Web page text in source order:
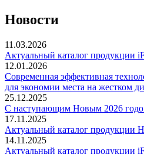
Новости
11.03.2026
Актуальный каталог продукции
12.01.2026
Современная эффективная
для экономии места на жестком
25.12.2025
С наступающим Новым 2026
17.11.2025
Актуальный каталог продукции
14.11.2025
Актуальный каталог продукции